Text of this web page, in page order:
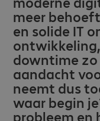
meer
en solide IT
downtime zo
aandacht
neemt dus
waar begin
probleem en